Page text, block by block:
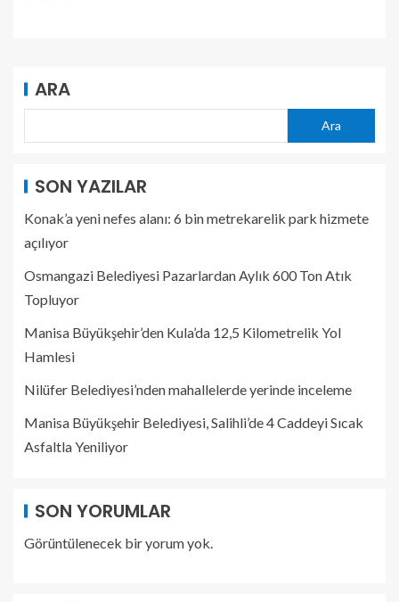
ARA
Ara
SON YAZILAR
Konak’a yeni nefes alanı: 6 bin metrekarelik park hizmete
açılıyor
Osmangazi Belediyesi Pazarlardan Aylık 600 Ton Atık
Topluyor
Manisa Büyükşehir’den Kula’da 12,5 Kilometrelik Yol
Hamlesi
Nilüfer Belediyesi’nden mahallelerde yerinde inceleme
Manisa Büyükşehir Belediyesi, Salihli’de 4 Caddeyi Sıcak
Asfaltla Yeniliyor
SON YORUMLAR
Görüntülenecek bir yorum yok.